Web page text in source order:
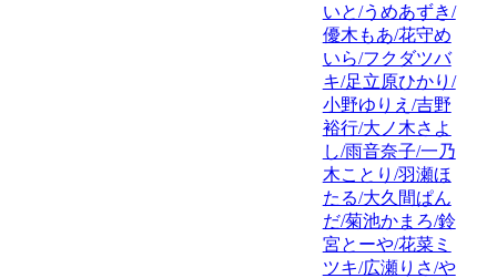
いと/うめあずき/
優木もあ/花守め
いら/フクダツバ
キ/足立原ひかり/
小野ゆりえ/吉野
裕行/大ノ木さよ
し/雨音奈子/一乃
木ことり/羽瀬ほ
たる/大久間ぱん
だ/菊池かまろ/鈴
宮とーや/花菜ミ
ツキ/広瀬りさ/や